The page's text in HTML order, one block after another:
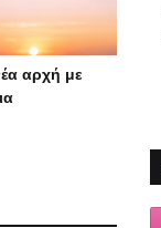
αρχή με